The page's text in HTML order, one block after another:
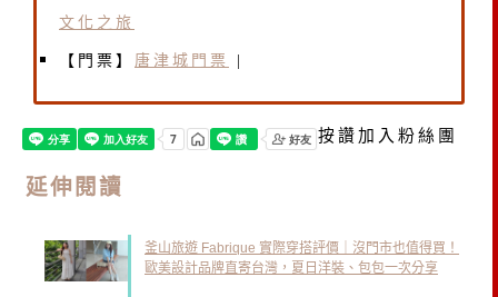
文化之旅
【門票】 唐津城門票
按讚加入粉絲團
延伸閱讀
釜山旅遊 Fabrique 實際穿搭評價｜沒門市也值得買！
歐美設計品牌直寄台灣，夏日洋裝、包包一次分享